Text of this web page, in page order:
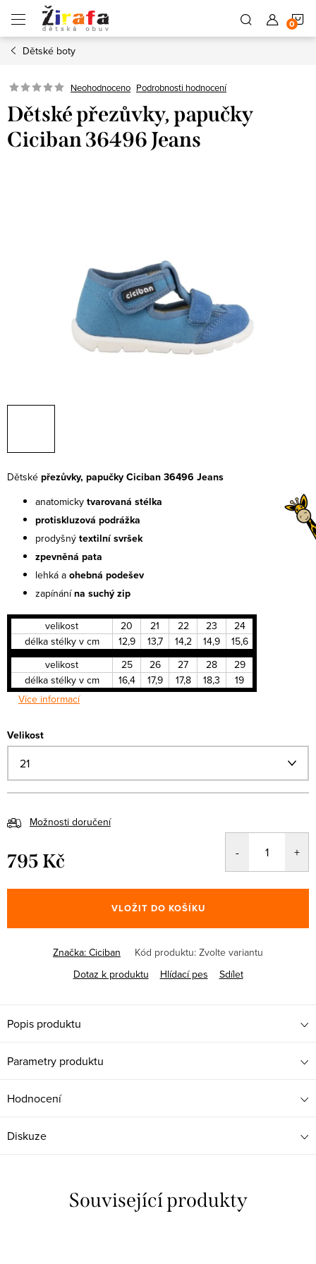
obsah
Dětské boty
Neohodnoceno Podrobnosti hodnocení
Dětské přezůvky, papučky
Ciciban 36496 Jeans
Dětské přezůvky, papučky Ciciban 36496 Jeans
anatomicky tvarovaná stélka
protiskluzová podrážka
prodyšný textilnísvršek
zpevněná pata
lehká a ohebná podešev
zapínánína suchý zip
velikost 20 21 22 23
24
délka stélky v cm
12,9 13,7 14,2 14,9
15,6
velikost
25 26 27 28
29
délka stélky v cm
16,4 17,9 17,8 18,3
19
Více informací
Velikost
Možnosti doručení
795 Kč
cena:
VLOŽIT DO KOŠÍKU
Značka: Ciciban Kód produktu: Zvolte variantu
Dotaz k produktu
Hlídací pes Sdílet
Popis produktu
Parametry produktu
Hodnocení
Diskuze
Související produkty